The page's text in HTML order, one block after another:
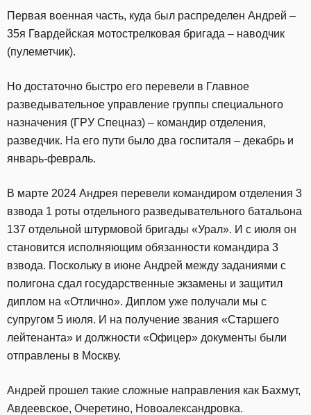
Первая военная часть, куда был распределен Андрей –
35я Гвардейская мотострелковая бригада – наводчик
(пулеметчик).
Но достаточно быстро его перевели в Главное
разведывательное управление группы специального
назначения (ГРУ Спецназ) – командир отделения,
разведчик. На его пути было два госпиталя – декабрь и
январь-февраль.
В марте 2024 Андрея перевели командиром отделения 3
взвода 1 роты отдельного разведывательного батальона
137 отдельной штурмовой бригады «Урал». И с июля он
становится исполняющим обязанности командира 3
взвода. Поскольку в июне Андрей между заданиями с
полигона сдал государственные экзамены и защитил
диплом на «Отлично». Диплом уже получали мы с
супругом 5 июля. И на получение звания «Старшего
лейтенанта» и должности «Офицер» документы были
отправлены в Москву.
Андрей прошел такие сложные направления как Бахмут,
Авдеевское, Очеретино, Новоалександровка.